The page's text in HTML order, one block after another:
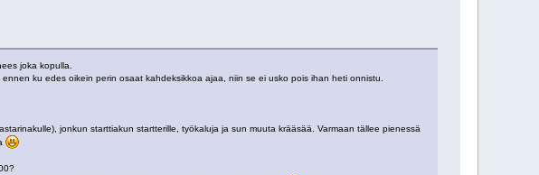
joka kopulla.
ku edes oikein perin osaat kahdeksikkoa ajaa, niin se ei usko pois ihan heti onnistu.
jonkun starttiakun startterille, työkaluja ja sun muuta krääsää. Varmaan tällee pienessä